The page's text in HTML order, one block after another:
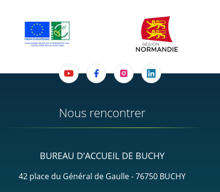
Nous rencontrer
BUREAU D'ACCUEIL DE BUCHY
42 place du Général de Gaulle - 76750 BUCHY